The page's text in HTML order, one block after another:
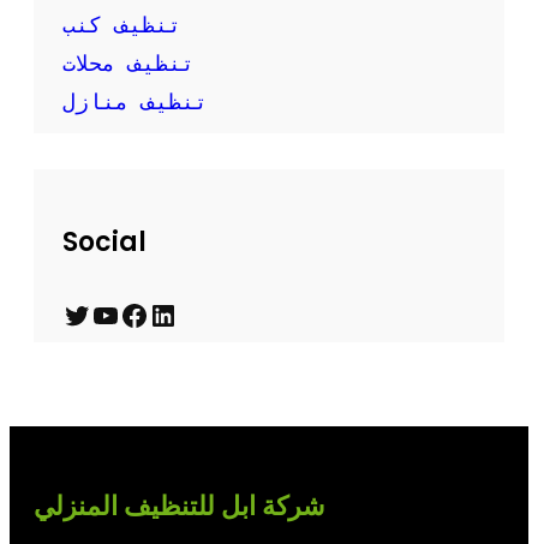
تنظيف كنب
تنظيف محلات
تنظيف منازل
Social
T
t
e
Y
u
b
F
o
L
e
d
شركة ابل للتنظيف المنزلي